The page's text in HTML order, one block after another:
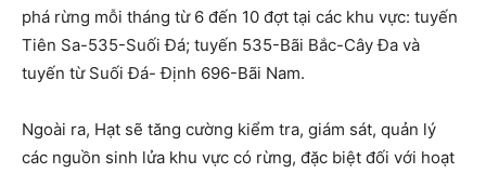
phá rừng mỗi tháng từ 6 đến 10 đợt tại các khu vực: tuyến
Tiên Sa-535-Suối Đá; tuyến 535-Bãi Bắc-Cây Đa và
tuyến từ Suối Đá- Định 696-Bãi Nam.
Ngoài ra, Hạt sẽ tăng cường kiểm tra, giám sát, quản lý
các nguồn sinh lửa khu vực có rừng, đặc biệt đối với hoạt